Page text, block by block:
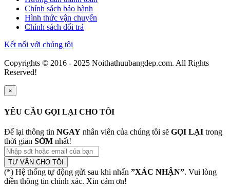
Chính sách bảo hành
Hình thức vận chuyển
Chính sách đổi trả
Kết nối với chúng tôi
Copyrights © 2016 - 2025 Noithathuubangdep.com. All Rights
Reserved!
×
YÊU CẦU GỌI LẠI CHO TÔI
Để lại thông tin NGAY nhân viên của chúng tôi sẽ GỌI LẠI trong
thời gian SỚM nhất!
TƯ VẤN CHO TÔI
(*) Hệ thống tự động gửi sau khi nhấn ”XÁC NHẬN”. Vui lòng
điền thông tin chính xác. Xin cảm ơn!